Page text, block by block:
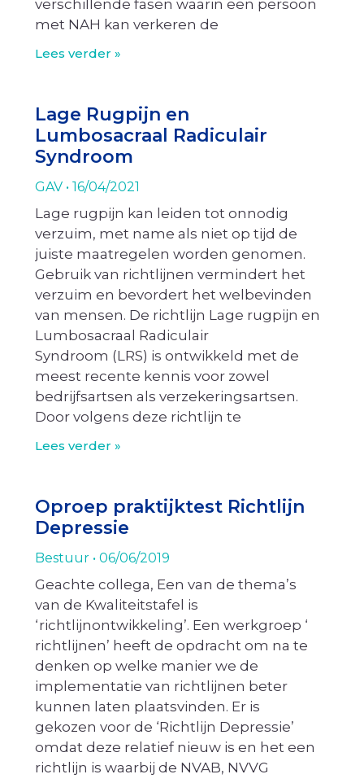
verschillende fasen waarin een persoon
met NAH kan verkeren de
Lees verder »
Lage Rugpijn en
Lumbosacraal Radiculair
Syndroom
GAV 16/04/2021
Lage rugpijn kan leiden tot onnodig
verzuim, met name als niet op tijd de
juiste maatregelen worden genomen.
Gebruik van richtlijnen vermindert het
verzuim en bevordert het welbevinden
van mensen. De richtlijn Lage rugpijn en
Lumbosacraal Radiculair
Syndroom (LRS) is ontwikkeld met de
meest recente kennis voor zowel
bedrijfsartsen als verzekeringsartsen.
Door volgens deze richtlijn te
Lees verder »
Oproep praktijktest Richtlijn
Depressie
Bestuur 06/06/2019
Geachte collega, Een van de thema’s
van de Kwaliteitstafel is
‘richtlijnontwikkeling’. Een werkgroep ‘
richtlijnen’ heeft de opdracht om na te
denken op welke manier we de
implementatie van richtlijnen beter
kunnen laten plaatsvinden. Er is
gekozen voor de ‘Richtlijn Depressie’
omdat deze relatief nieuw is en het een
richtlijn is waarbij de NVAB, NVVG